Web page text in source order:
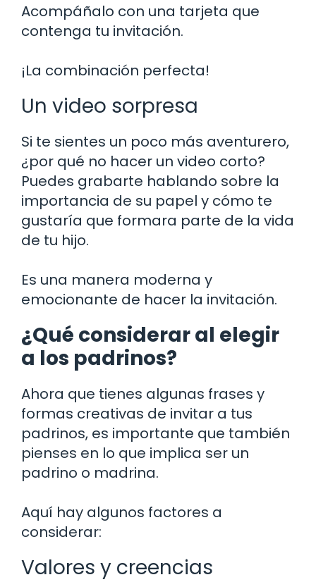
Acompáñalo con una tarjeta que
contenga tu invitación.
¡La combinación perfecta!
Un video sorpresa
Si te sientes un poco más aventurero,
¿por qué no hacer un video corto?
Puedes grabarte hablando sobre la
importancia de su papel y cómo te
gustaría que formara parte de la vida
de tu hijo.
Es una manera moderna y
emocionante de hacer la invitación.
¿Qué considerar al elegir
a los padrinos?
Ahora que tienes algunas frases y
formas creativas de invitar a tus
padrinos, es importante que también
pienses en lo que implica ser un
padrino o madrina.
Aquí hay algunos factores a
considerar:
Valores y creencias